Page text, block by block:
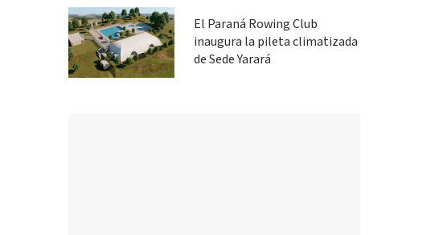
El Paraná Rowing Club
inaugura la pileta climatizada
de Sede Yarará